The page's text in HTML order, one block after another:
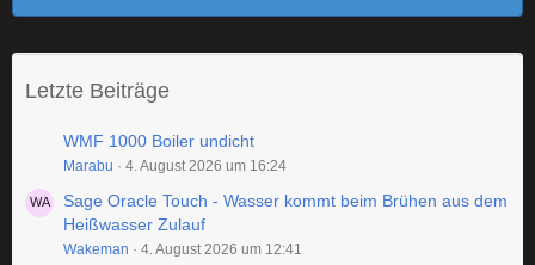
Letzte Beiträge
WMF 1000 Boiler undicht
Marabu 4. August 2026 um 16:24
Sage Oracle Touch - Wasser kommt beim Brühen aus dem
Heißwasser Zulauf
Wakeman 4. August 2026 um 12:41